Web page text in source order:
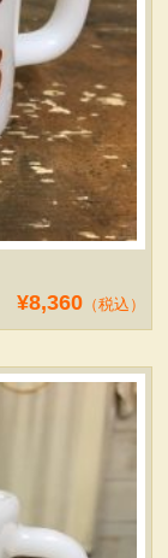
¥8,360（税込）